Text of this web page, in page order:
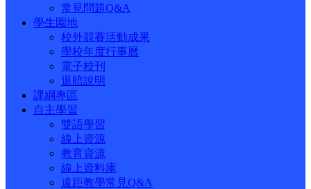
常見問題Q&A
學生園地
校外競賽活動成果
學校年度行事曆
電子校刊
退賠說明
課綱專區
自主學習
雙語學習
線上資源
教育資源
線上資料庫
遠距教學常見Q&A